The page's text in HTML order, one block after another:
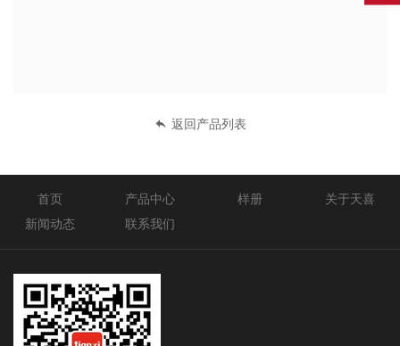
返回产品列表
首页 产品中心 样册
关于天喜
新闻动态
联系我们